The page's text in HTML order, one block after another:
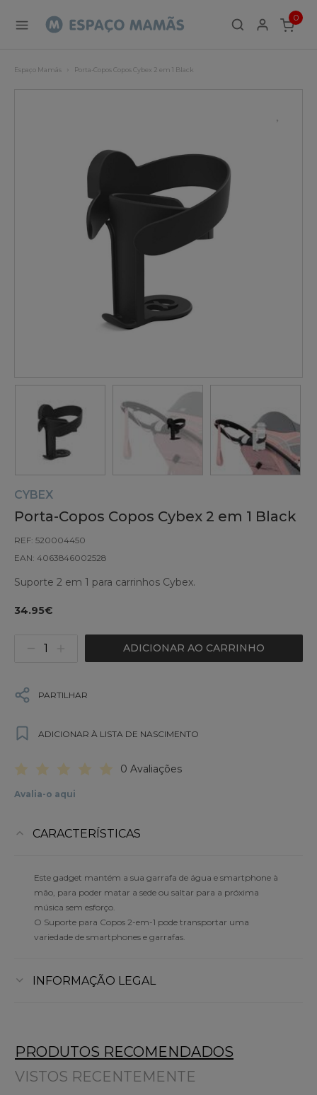
0
ITEMS
Espaço Mamãs Porta-Copos Copos Cybex 2 em 1 Black
CYBEX
Porta-Copos Copos Cybex 2 em 1 Black
REF: 520004450
EAN: 4063846002528
Suporte 2 em 1 para carrinhos Cybex.
34.95€
ADICIONAR AO CARRINHO
PARTILHAR
ADICIONAR À LISTA DE NASCIMENTO
0 Avaliações
Avalia-o aqui
CARACTERÍSTICAS
Este gadget mantém a sua garrafa de água e smartphone à
mão, para poder matar a sede ou saltar para a próxima
música sem esforço.
O Suporte para Copos 2-em-1 pode transportar uma
variedade de smartphones e garrafas.
INFORMAÇÃO LEGAL
PRODUTOS RECOMENDADOS
VISTOS RECENTEMENTE